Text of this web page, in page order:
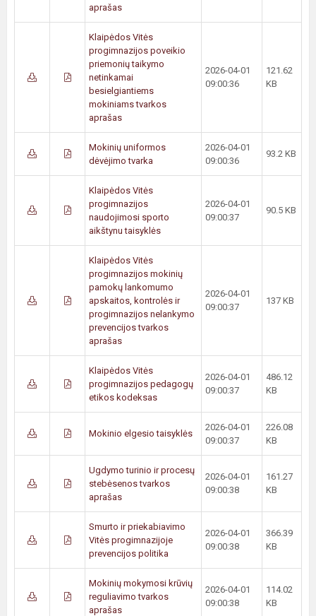
aprašas
Klaipėdos Vitės
progimnazijos poveikio
priemonių taikymo
netinkamai
besielgiantiems
mokiniams tvarkos
aprašas
2026-04-01
09:00:36
121.62
KB
Mokinių uniformos
dėvėjimo tvarka
2026-04-01
09:00:36
93.2 KB
Klaipėdos Vitės
progimnazijos
naudojimosi sporto
aikštynu taisyklės
2026-04-01
09:00:37
90.5 KB
Klaipėdos Vitės
progimnazijos mokinių
pamokų lankomumo
apskaitos, kontrolės ir
progimnazijos nelankymo
prevencijos tvarkos
aprašas
2026-04-01
09:00:37
137 KB
Klaipėdos Vitės
progimnazijos pedagogų
etikos kodeksas
2026-04-01
09:00:37
486.12
KB
Mokinio elgesio taisyklės
2026-04-01
09:00:37
226.08
KB
Ugdymo turinio ir procesų
stebėsenos tvarkos
aprašas
2026-04-01
09:00:38
161.27
KB
Smurto ir priekabiavimo
Vitės progimnazijoje
prevencijos politika
2026-04-01
09:00:38
366.39
KB
Mokinių mokymosi krūvių
reguliavimo tvarkos
aprašas
2026-04-01
09:00:38
114.02
KB